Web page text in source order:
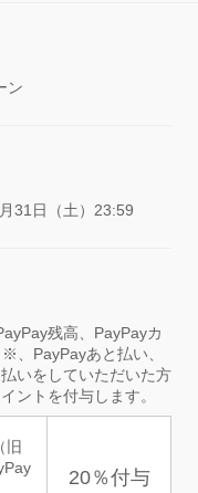
ン
31日（土）23:59
残高、PayPayカ
、PayPayあと払い、
いをしていただいた方
ントを付与します。
旧
20％付与